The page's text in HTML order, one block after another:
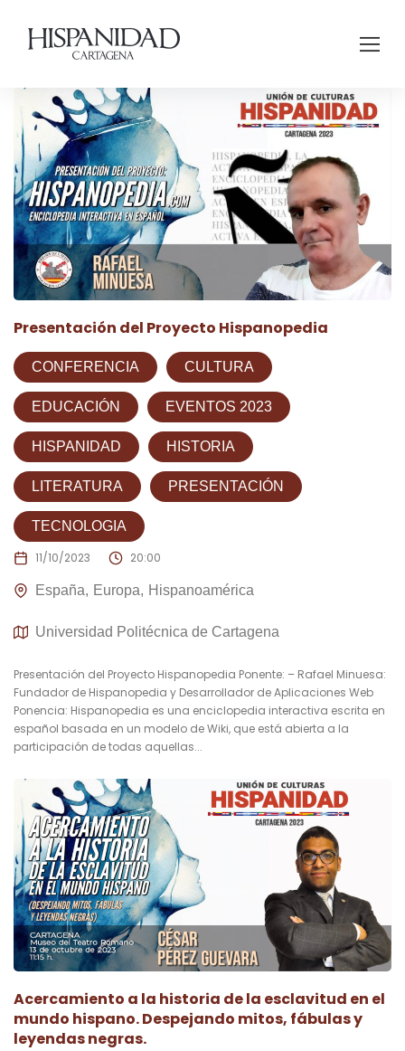
Presentación del Proyecto Hispanopedia
CONFERENCIA CULTURA
EDUCACIÓN EVENTOS 2023
HISPANIDAD HISTORIA
LITERATURA PRESENTACIÓN
TECNOLOGIA
11/10/2023 20:00
España Europa Hispanoamérica
Universidad Politécnica de Cartagena
Presentación del Proyecto Hispanopedia Ponente: – Rafael Minuesa:
Fundador de Hispanopedia y Desarrollador de Aplicaciones Web
Ponencia: Hispanopedia es una enciclopedia interactiva escrita en
español basada en un modelo de Wiki, que está abierta a la
participación de todas aquellas...
Acercamiento a la historia de la esclavitud en el
mundo hispano. Despejando mitos, fábulas y
leyendas negras.